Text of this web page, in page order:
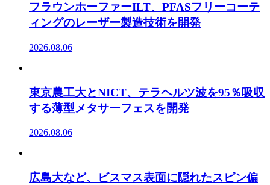
フラウンホーファーILT、PFASフリーコーテ
ィングのレーザー製造技術を開発
2026.08.06
東京農工大とNICT、テラヘルツ波を95％吸収
する薄型メタサーフェスを開発
2026.08.06
広島大など、ビスマス表面に隠れたスピン偏